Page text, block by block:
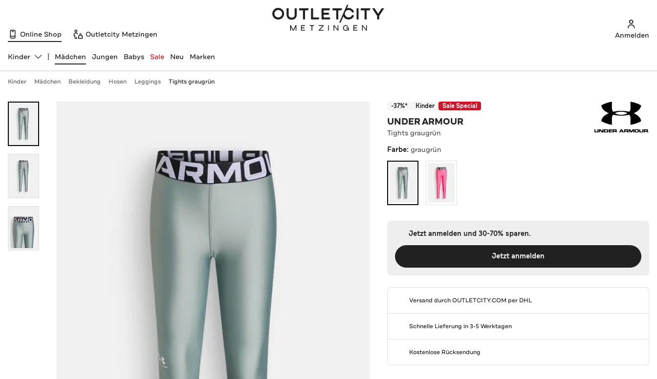
Online Shop Outletcity Metzingen Anmelden
Abteilung ändern, ausgewählt:
Kinder Mädchen Jungen Babys Sale Neu Marken
Kinder Mädchen Bekleidung Hosen Leggings Tights graugrün
-37%* Kinder Sale Special
UNDER ARMOUR
Tights graugrün
Farbe:graugrün
Jetzt anmelden und 30-70% sparen.
Jetzt anmelden
Versand durchOUTLETCITY.COM per DHL
Schnelle Lieferung in 3-5 Werktagen
Kostenlose Rücksendung